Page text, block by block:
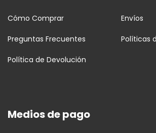
Cómo Comprar Envíos
Preguntas Frecuentes Políticas
Política de Devolución
Medios de pago